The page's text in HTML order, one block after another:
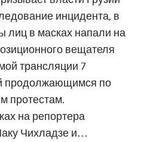
инцидента, в
лиц в масках напали на
вещателя
трансляции 7
продолжающимся по
протестам.
на репортера
Чихладзе и…